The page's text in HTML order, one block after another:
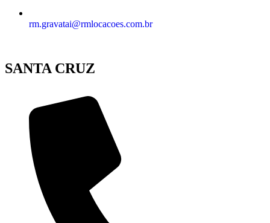
rm.gravatai@rmlocacoes.com.br
SANTA CRUZ